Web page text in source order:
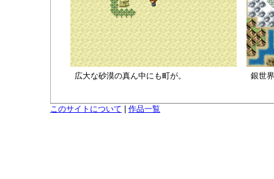
広大な砂漠の真ん中にも町が。 銀世
このサイトについて | 作品一覧